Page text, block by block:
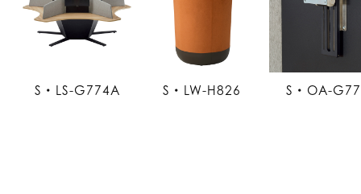
S・LS-G774A S・LW-H826 S・OA-